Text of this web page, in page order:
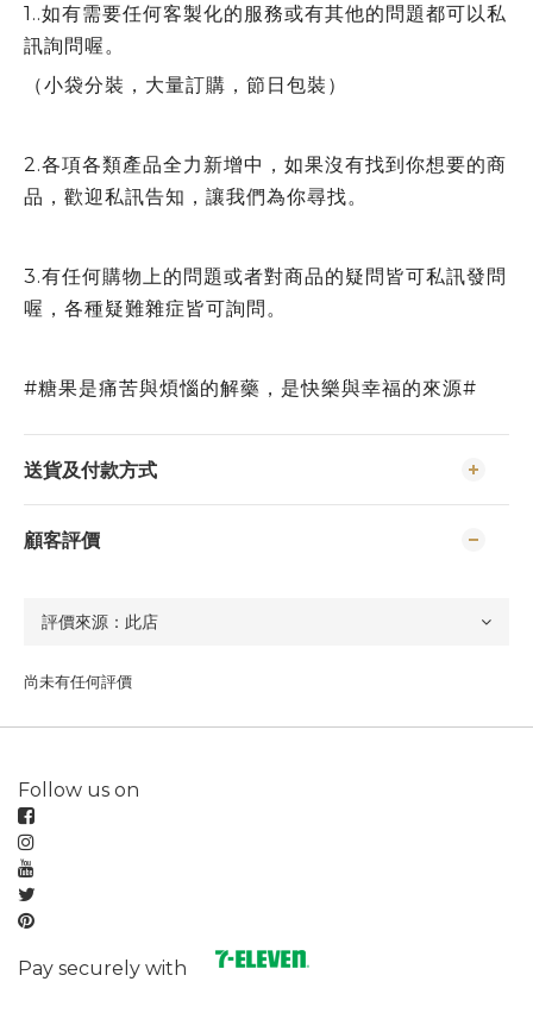
1..如有需要任何客製化的服務或有其他的問題都可以私
訊詢問喔。
（小袋分裝，大量訂購，節日包裝）
2.各項各類產品全力新增中，如果沒有找到你想要的商
品，歡迎私訊告知，讓我們為你尋找。
3.有任何購物上的問題或者對商品的疑問皆可私訊發問
喔，各種疑難雜症皆可詢問。
#糖果是痛苦與煩惱的解藥，是快樂與幸福的來源#
送貨及付款方式
顧客評價
尚未有任何評價
Follow us on
Pay securely with